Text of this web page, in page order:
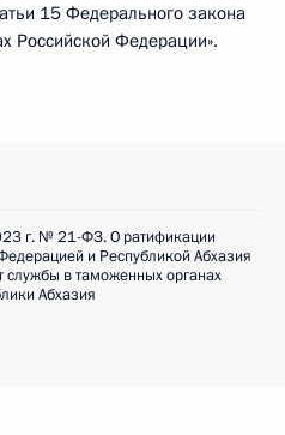
15 Федерального закона
Российской Федерации».
г. № 21-ФЗ. О ратификации
и Республикой Абхазия
службы в таможенных органах
Абхазия